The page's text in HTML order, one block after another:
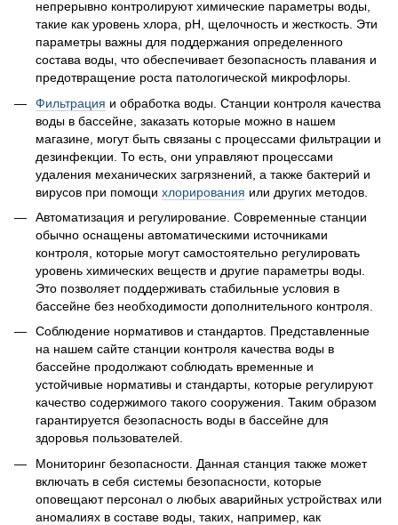
непрерывно контролируют химические параметры воды,
такие как уровень хлора, pH, щелочность и жесткость. Эти
параметры важны для поддержания определенного
состава воды, что обеспечивает безопасность плавания и
предотвращение роста патологической микрофлоры.
Фильтрация и обработка воды. Станции контроля качества
воды в бассейне, заказать которые можно в нашем
магазине, могут быть связаны с процессами фильтрации и
дезинфекции. То есть, они управляют процессами
удаления механических загрязнений, а также бактерий и
вирусов при помощи хлорирования или других методов.
Автоматизация и регулирование. Современные станции
обычно оснащены автоматическими источниками
контроля, которые могут самостоятельно регулировать
уровень химических веществ и другие параметры воды.
Это позволяет поддерживать стабильные условия в
бассейне без необходимости дополнительного контроля.
Соблюдение нормативов и стандартов. Представленные
на нашем сайте станции контроля качества воды в
бассейне продолжают соблюдать временные и
устойчивые нормативы и стандарты, которые регулируют
качество содержимого такого сооружения. Таким образом
гарантируется безопасность воды в бассейне для
здоровья пользователей.
Мониторинг безопасности. Данная станция также может
включать в себя системы безопасности, которые
оповещают персонал о любых аварийных устройствах или
аномалиях в составе воды, таких, например, как